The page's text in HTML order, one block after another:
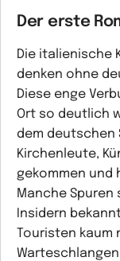
Der erste
Die italienische
denken ohne
Diese enge
Ort so deutlich
dem deutschen
Kirchenleute,
gekommen und
Manche
Insidern
Touristen kaum